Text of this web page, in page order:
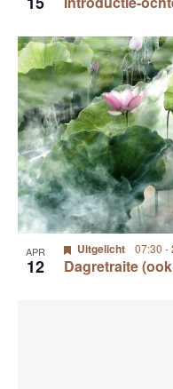
o
t
o
V
i
e
w
APR
12 Dagretraite
Uitgelicht 07:30 -